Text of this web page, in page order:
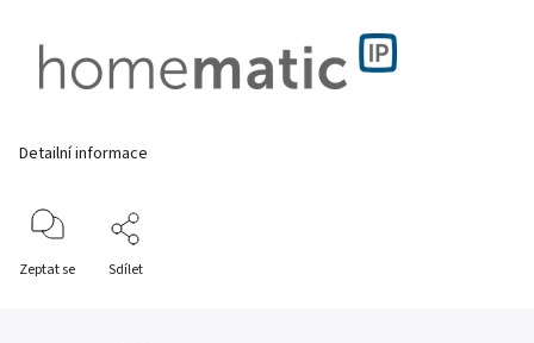
Detailní informace
Zeptat se Sdílet